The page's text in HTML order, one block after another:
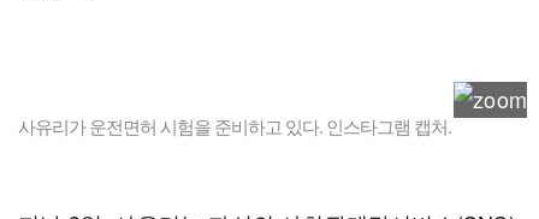
사유리가 운전면허 시험을 준비하고 있다. 인스타그램 캡처.